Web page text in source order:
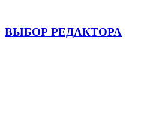
ВЫБОР РЕДАКТОРА